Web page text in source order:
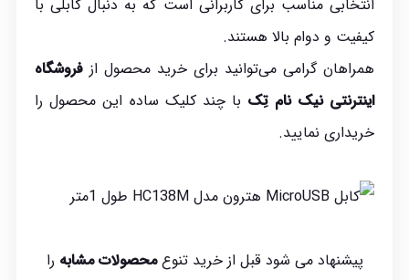
انتخابی مناسب برای کاربرانی است که به دنبال کابلی با
کیفیت و دوام بالا هستند.
همراهان گرامی می‌توانید برای خرید محصول از فروشگاه
اینترنتی نیک نام تِک با چند کلیک ساده این محصول را
خریداری نمایید.
پیشنهاد می شود قبل از خرید تنوعمحصولات مشابه را